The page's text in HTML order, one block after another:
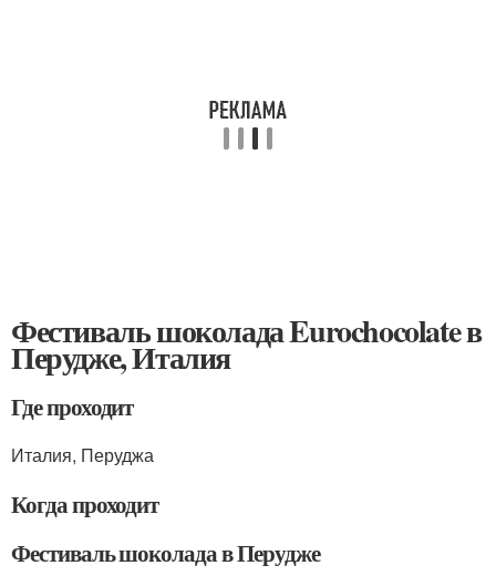
Фестиваль шоколада Eurochocolate в
Перудже, Италия
Где проходит
Италия, Перуджа
Когда проходит
Фестиваль шоколада в Перудже